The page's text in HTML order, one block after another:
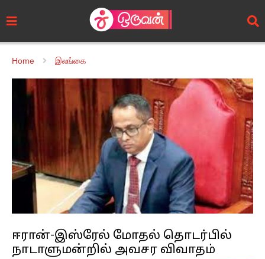
Home இலங்கை
ஈரான்-இஸ்ரேல் மோதல் தொடர்பில்
நாடாளுமன்றில் அவசர விவாதம்